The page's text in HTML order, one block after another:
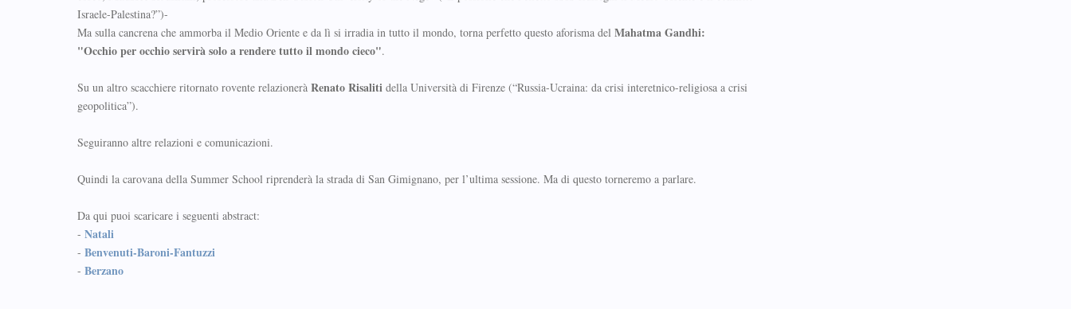
Israele-Palestina?”)-
Ma sulla cancrena che ammorba il Medio Oriente e da lì si irradia in tutto il mondo, torna perfetto questo aforisma del Mahatma Gandhi:
"Occhio per occhio servirà solo a rendere tutto il mondo cieco".
Su un altro scacchiere ritornato rovente relazionerà Renato Risaliti della Università di Firenze (“Russia-Ucraina: da crisi interetnico-religiosa a crisi
geopolitica”).
Seguiranno altre relazioni e comunicazioni.
Quindi la carovana della Summer School riprenderà la strada di San Gimignano, per l’ultima sessione. Ma di questo torneremo a parlare.
Da qui puoi scaricare i seguenti abstract:
- Natali
- Benvenuti-Baroni-Fantuzzi
- Berzano